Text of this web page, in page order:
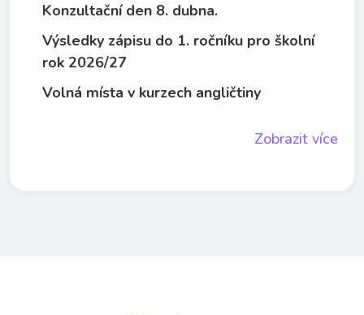
Konzultační den 8. dubna.
Výsledky zápisu do 1. ročníku pro školní
rok 2026/27
Volná místa v kurzech angličtiny
Zobrazit více